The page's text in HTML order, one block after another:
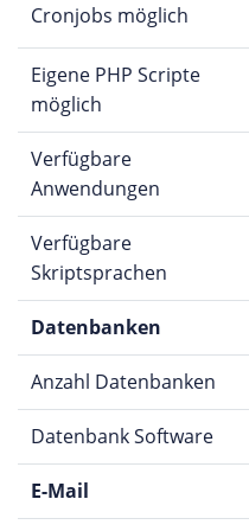
Cronjobs möglich
Eigene PHP Scripte
möglich
Verfügbare
Anwendungen
Verfügbare
Skriptsprachen
Datenbanken
Anzahl Datenbanken
Datenbank Software
E-Mail